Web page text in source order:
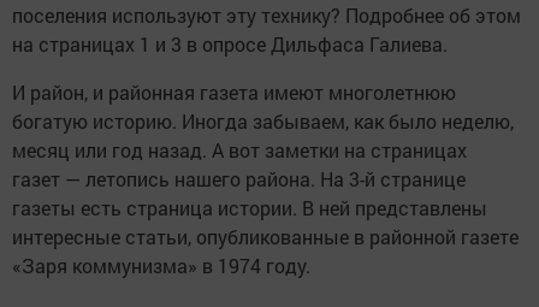
поселения используют эту технику? Подробнее об этом
на страницах 1 и 3 в опросе Дильфаса Галиева.
И район, и районная газета имеют многолетнюю
богатую историю. Иногда забываем, как было неделю,
месяц или год назад. А вот заметки на страницах
газет — летопись нашего района. На 3-й странице
газеты есть страница истории. В ней представлены
интересные статьи, опубликованные в районной газете
«Заря коммунизма» в 1974 году.